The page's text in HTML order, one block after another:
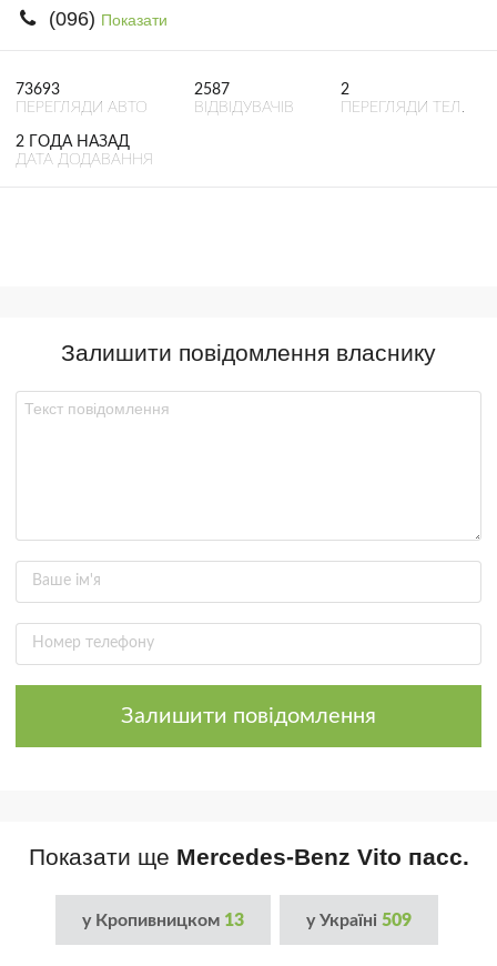
(096) Показати
73693
ПЕРЕГЛЯДИ АВТО
2587
ВІДВІДУВАЧІВ
2
ПЕРЕГЛЯДИ ТЕЛ.
2 ГОДА НАЗАД
ДАТА ДОДАВАННЯ
Залишити повідомлення власнику
Залишити повідомлення
Показати ще Mercedes-Benz Vito пасс.
у Кропивницком 13 у Україні 509